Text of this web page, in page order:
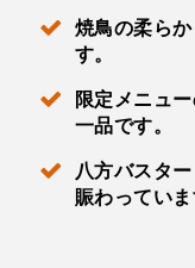
焼鳥の柔ら
す。
限定メニュ
一品です。
八方バスタ
賑わっていま